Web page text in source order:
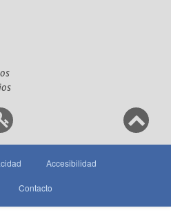
Accesibilidad
Contacto